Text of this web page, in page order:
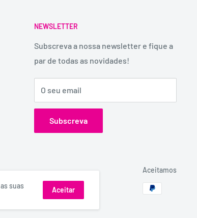
NEWSLETTER
Subscreva a nossa newsletter e fique a
par de todas as novidades!
O seu email
Subscreva
Aceitamos
suas
Aceitar